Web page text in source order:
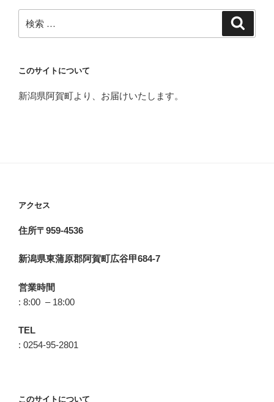
索:
このサイトについて
新潟県阿賀町より、お届けいたします。
アクセス
住所〒959-4536
新潟県東蒲原郡阿賀町広谷甲684-7
営業時間
: 8:00 – 18:00
TEL
: 0254-95-2801
このサイトについて